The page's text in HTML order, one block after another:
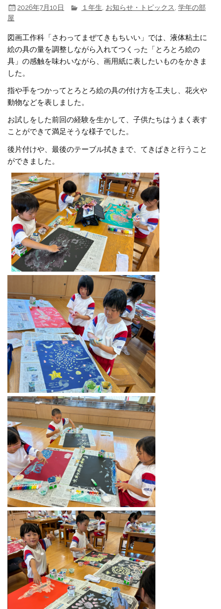
2026年7月10日 １年生 お知らせ・トピックス ,学年の部
屋
図画工作科「さわってまぜてきもちいい」では、液体粘土に
絵の具の量を調整しながら入れてつくった「とろとろ絵の
具」の感触を味わいながら、画用紙に表したいものをかきま
した。
指や手をつかってとろとろ絵の具の付け方を工夫し、花火や
動物などを表しました。
お試しをした前回の経験を生かして、子供たちはうまく表す
ことができて満足そうな様子でした。
後片付けや、最後のテーブル拭きまで、てきぱきと行うこと
ができました。